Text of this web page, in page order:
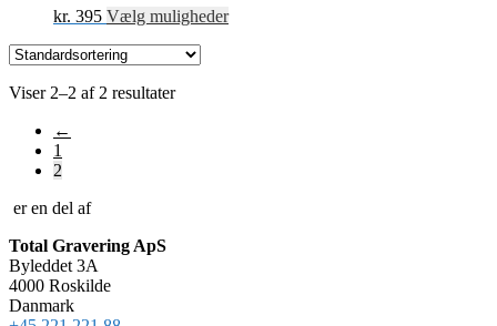
kr. 395 Vælg mulighederDette
Viser 2–2 af 2 resultater
←
1
2
er en del af
Total Gravering ApS
Byleddet 3A
4000 Roskilde
Danmark